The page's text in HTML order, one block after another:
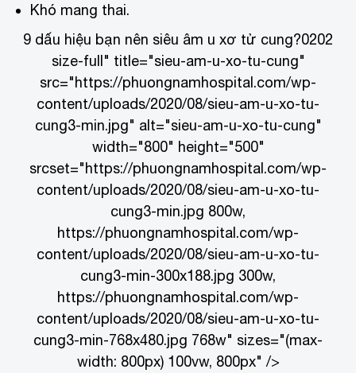
Khó mang thai.
9 dấu hiệu bạn nên siêu âm u xơ tử cung?0202
size-full" title="sieu-am-u-xo-tu-cung"
src="https://phuongnamhospital.com/wp-
content/uploads/2020/08/sieu-am-u-xo-tu-
cung3-min.jpg" alt="sieu-am-u-xo-tu-cung"
width="800" height="500"
srcset="https://phuongnamhospital.com/wp-
content/uploads/2020/08/sieu-am-u-xo-tu-
cung3-min.jpg 800w,
https://phuongnamhospital.com/wp-
content/uploads/2020/08/sieu-am-u-xo-tu-
cung3-min-300x188.jpg 300w,
https://phuongnamhospital.com/wp-
content/uploads/2020/08/sieu-am-u-xo-tu-
cung3-min-768x480.jpg 768w" sizes="(max-
width: 800px) 100vw, 800px" />